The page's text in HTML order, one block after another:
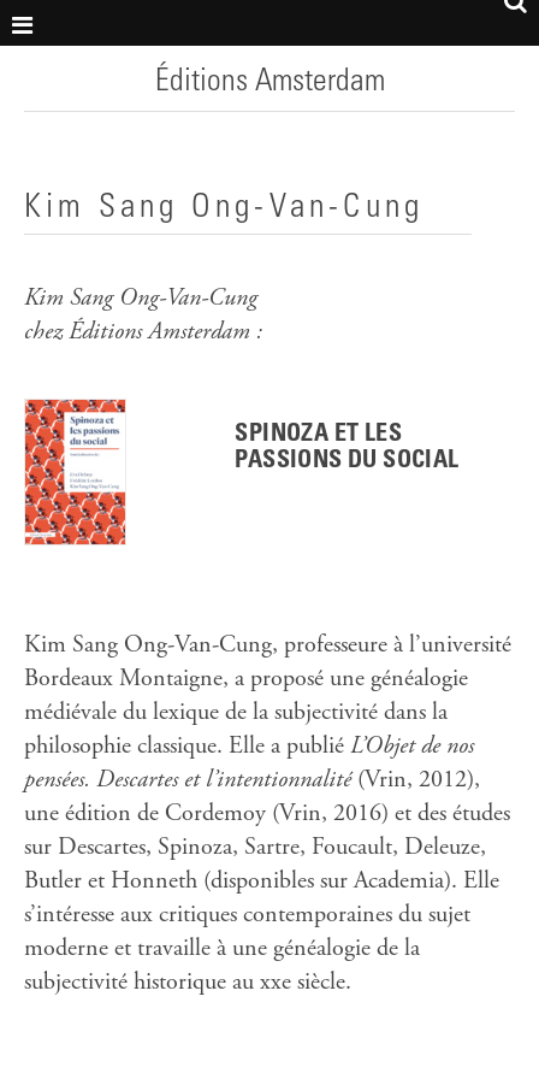
Éditions Amsterdam
Kim Sang Ong-Van-Cung
Kim Sang Ong-Van-Cung
chez Éditions Amsterdam :
SPINOZA ET LES
PASSIONS DU SOCIAL
Kim Sang Ong-Van-Cung, professeure à l’université
Bordeaux Montaigne, a proposé une généalogie
médiévale du lexique de la subjectivité dans la
philosophie classique. Elle a publié L’Objet de nos
pensées. Descartes et l’intentionnalité(Vrin, 2012),
une édition de Cordemoy (Vrin, 2016) et des études
sur Descartes, Spinoza, Sartre, Foucault, Deleuze,
Butler et Honneth (disponibles sur Academia). Elle
s’intéresse aux critiques contemporaines du sujet
moderne et travaille à une généalogie de la
subjectivité historique au xxe siècle.